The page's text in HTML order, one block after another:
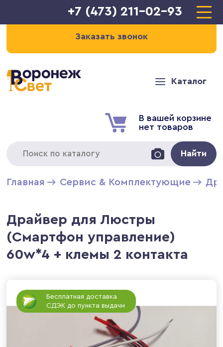
+7 (473) 211-02-93
Заказать звонок
Каталог
В вашей корзине
нет товаров
Найти
Главная Сервис & Комплектующие
Драйвер для Люстры
(Смартфон управление)
60w*4 + клемы 2 контакта
Бесплатная доставка
СДЭК до пункта выдачи